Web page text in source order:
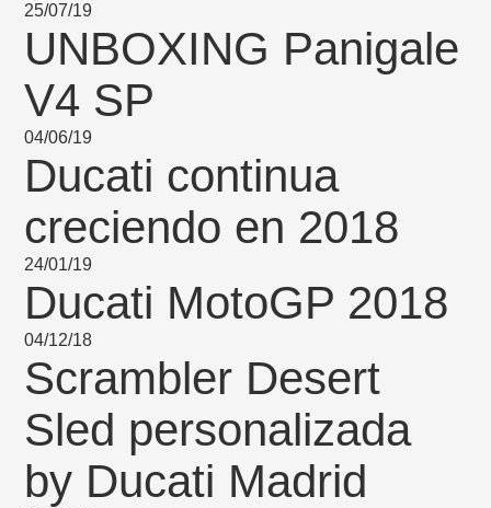
25/07/19
UNBOXING Panigale
V4 SP
04/06/19
Ducati continua
creciendo en 2018
24/01/19
Ducati MotoGP 2018
04/12/18
Scrambler Desert
Sled personalizada
by Ducati Madrid